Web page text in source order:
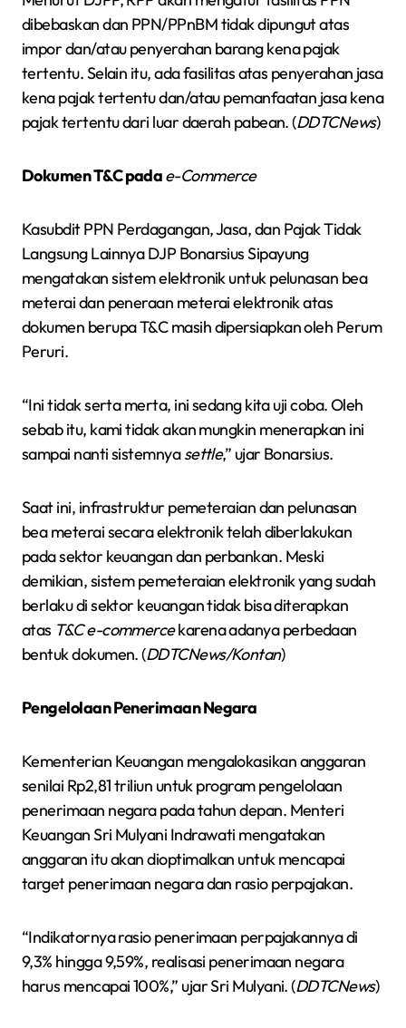
dibebaskan dan PPN/PPnBM tidak dipungut atas
impor dan/atau penyerahan barang kena pajak
tertentu. Selain itu, ada fasilitas atas penyerahan jasa
kena pajak tertentu dan/atau pemanfaatan jasa kena
pajak tertentu dari luar daerah pabean. (DDTCNews)
Dokumen T&C padae-Commerce
Kasubdit PPN Perdagangan, Jasa, dan Pajak Tidak
Langsung Lainnya DJP Bonarsius Sipayung
mengatakan sistem elektronik untuk pelunasan bea
meterai dan peneraan meterai elektronik atas
dokumen berupa T&C masih dipersiapkan oleh Perum
Peruri.
“Ini tidak serta merta, ini sedang kita uji coba. Oleh
sebab itu, kami tidak akan mungkin menerapkan ini
sampai nanti sistemnyasettle,” ujar Bonarsius.
Saat ini, infrastruktur pemeteraian dan pelunasan
bea meterai secara elektronik telah diberlakukan
pada sektor keuangan dan perbankan. Meski
demikian, sistem pemeteraian elektronik yang sudah
berlaku di sektor keuangan tidak bisa diterapkan
atas T&C e-commercekarena adanya perbedaan
bentuk dokumen. (DDTCNews/Kontan)
Pengelolaan Penerimaan Negara
Kementerian Keuangan mengalokasikan anggaran
senilai Rp2,81 triliun untuk program pengelolaan
penerimaan negara pada tahun depan. Menteri
Keuangan Sri Mulyani Indrawati mengatakan
anggaran itu akan dioptimalkan untuk mencapai
target penerimaan negara dan rasio perpajakan.
“Indikatornya rasio penerimaan perpajakannya di
9,3% hingga 9,59%, realisasi penerimaan negara
harus mencapai 100%,” ujar Sri Mulyani. (DDTCNews)